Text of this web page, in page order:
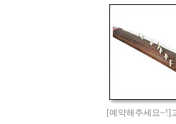
[예약해주세요~!]